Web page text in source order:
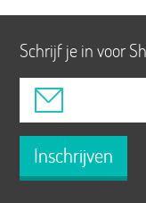
Schrijf je in voor
Inschrijven